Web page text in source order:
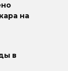
на
в